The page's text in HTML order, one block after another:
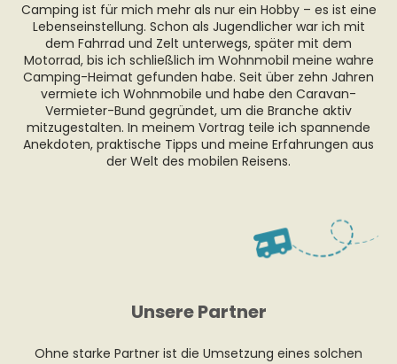
Camping ist für mich mehr als nur ein Hobby – es ist eine
Lebenseinstellung. Schon als Jugendlicher war ich mit
dem Fahrrad und Zelt unterwegs, später mit dem
Motorrad, bis ich schließlich im Wohnmobil meine wahre
Camping-Heimat gefunden habe. Seit über zehn Jahren
vermiete ich Wohnmobile und habe den Caravan-
Vermieter-Bund gegründet, um die Branche aktiv
mitzugestalten. In meinem Vortrag teile ich spannende
Anekdoten, praktische Tipps und meine Erfahrungen aus
der Welt des mobilen Reisens.
Unsere Partner
Ohne starke Partner ist die Umsetzung eines solchen